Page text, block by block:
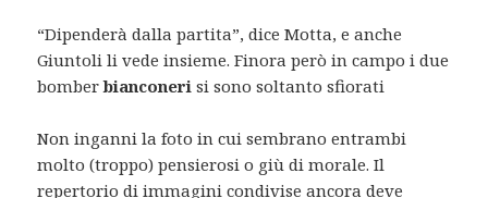
“Dipenderà dalla partita”, dice Motta, e anche
Giuntoli li vede insieme. Finora però in campo i due
bomberbianconeri si sono soltanto sfiorati
Non inganni la foto in cui sembrano entrambi
molto (troppo) pensierosi o giù di morale. Il
repertorio di immagini condivise ancora deve